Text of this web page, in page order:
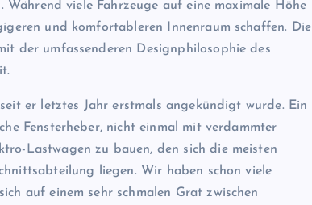
viele Fahrzeuge auf eine maximale Höhe
und komfortableren Innenraum schaffen. Die
der umfassenderen Designphilosophie des
er letztes Jahr erstmals angekündigt wurde. Ein
Fensterheber, nicht einmal mit verdammter
Lastwagen zu bauen, den sich die meisten
liegen. Wir haben schon viele
auf einem sehr schmalen Grat zwischen